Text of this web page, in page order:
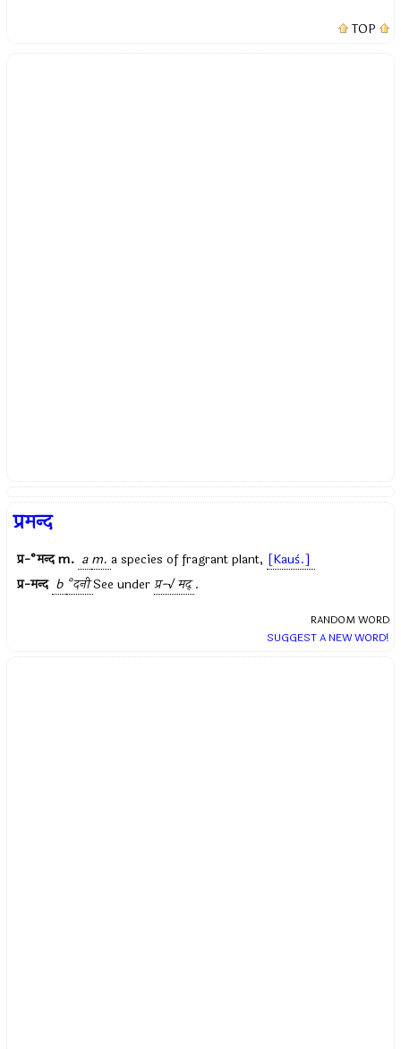
TOP
प्रमन्द
प्र-°मन्दm. a m. a species of fragrant plant, [Kauś.]
प्र-मन्द b °दनीSee under प्र-√ मद् .
RANDOM WORD
SUGGEST A NEW WORD!